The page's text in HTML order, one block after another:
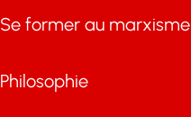
Se former au marxisme
Philosophie